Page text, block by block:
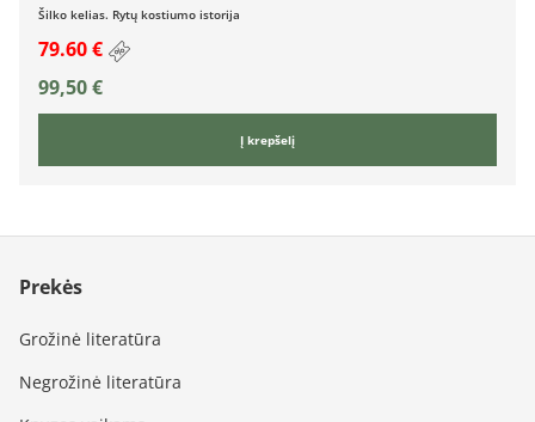
Šilko kelias. Rytų kostiumo istorija
79.60 €
99,50€
Į krepšelį
Prekės
Grožinė literatūra
Negrožinė literatūra